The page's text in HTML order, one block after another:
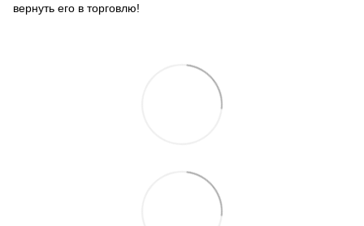
вернуть его в торговлю!